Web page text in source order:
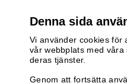
Denna sida
Vi använder cookies för
vår webbplats med
deras tjänster.
Genom att fortsätta